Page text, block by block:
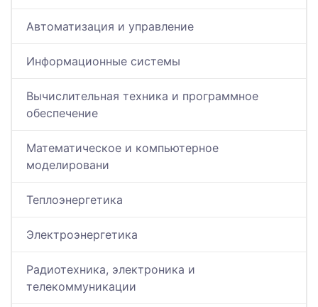
Автоматизация и управление
Информационные системы
Вычислительная техника и программное
обеспечение
Математическое и компьютерное
моделировани
Теплоэнергетика
Электроэнергетика
Радиотехника, электроника и
телекоммуникации